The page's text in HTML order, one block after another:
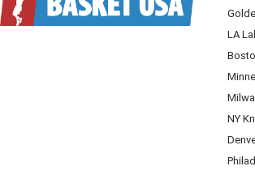
LA
NY